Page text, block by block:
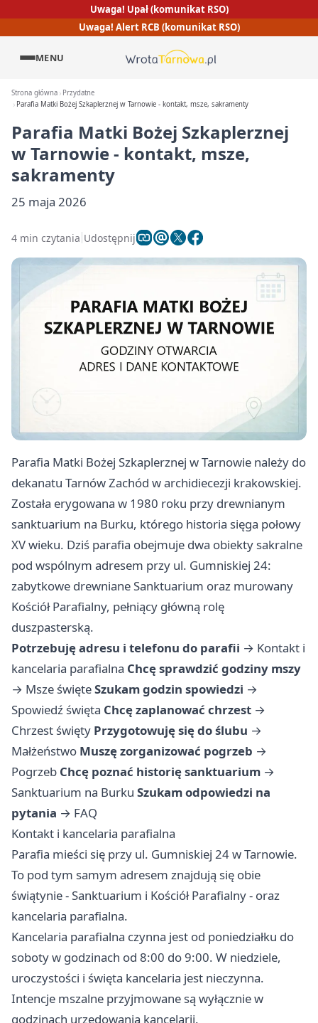
Uwaga! Upał (komunikat RSO)
Uwaga! Alert RCB (komunikat RSO)
MENU
Strona główna
Przydatne
Parafia Matki Bożej Szkaplerznej w Tarnowie - kontakt, msze, sakramenty
Parafia Matki Bożej Szkaplerznej
w Tarnowie - kontakt, msze,
sakramenty
25 maja 2026
4 min czytania Udostępnij
Parafia Matki Bożej Szkaplerznej w Tarnowie należy do
dekanatu Tarnów Zachód w archidiecezji krakowskiej.
Została erygowana w 1980 roku przy drewnianym
sanktuarium na Burku, którego historia sięga połowy
XV wieku. Dziś parafia obejmuje dwa obiekty sakralne
pod wspólnym adresem przy ul. Gumniskiej 24:
zabytkowe drewniane Sanktuarium oraz murowany
Kościół Parafialny, pełniący główną rolę
duszpasterską.
Potrzebuję adresu i telefonu do parafii → Kontakt i
kancelaria parafialna Chcę sprawdzić godziny mszy
→ Msze święteSzukam godzin spowiedzi →
Spowiedź święta Chcę zaplanować chrzest →
Chrzest święty Przygotowuję się do ślubu →
Małżeństwo Muszę zorganizować pogrzeb →
Pogrzeb Chcę poznać historię sanktuarium →
Sanktuarium na Burku Szukam odpowiedzi na
pytania → FAQ
Kontakt i kancelaria parafialna
Parafia mieści się przy ul. Gumniskiej 24 w Tarnowie.
To pod tym samym adresem znajdują się obie
świątynie - Sanktuarium i Kościół Parafialny - oraz
kancelaria parafialna.
Kancelaria parafialna czynna jest od poniedziałku do
soboty w godzinach od 8:00 do 9:00. W niedziele,
uroczystości i święta kancelaria jest nieczynna.
Intencje mszalne przyjmowane są wyłącznie w
godzinach urzędowania kancelarii.